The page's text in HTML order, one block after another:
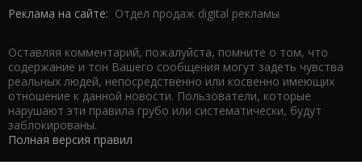
Реклама на сайте: Отдел продаж digital рекламы
Оставляя комментарий, пожалуйста, помните о том, что
содержание и тон Вашего сообщения могут задеть чувства
реальных людей, непосредственно или косвенно имеющих
отношение к данной новости. Пользователи, которые
нарушают эти правила грубо или систематически, будут
заблокированы.
Полная версия правил